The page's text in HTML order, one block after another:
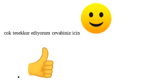
cok tesekkur ediyorum cevabiniz icin